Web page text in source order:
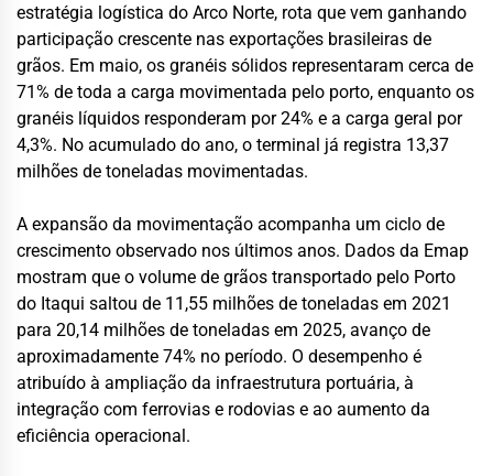
estratégia logística do Arco Norte, rota que vem ganhando
participação crescente nas exportações brasileiras de
grãos. Em maio, os granéis sólidos representaram cerca de
71% de toda a carga movimentada pelo porto, enquanto os
granéis líquidos responderam por 24% e a carga geral por
4,3%. No acumulado do ano, o terminal já registra 13,37
milhões de toneladas movimentadas.
A expansão da movimentação acompanha um ciclo de
crescimento observado nos últimos anos. Dados da Emap
mostram que o volume de grãos transportado pelo Porto
do Itaqui saltou de 11,55 milhões de toneladas em 2021
para 20,14 milhões de toneladas em 2025, avanço de
aproximadamente 74% no período. O desempenho é
atribuído à ampliação da infraestrutura portuária, à
integração com ferrovias e rodovias e ao aumento da
eficiência operacional.